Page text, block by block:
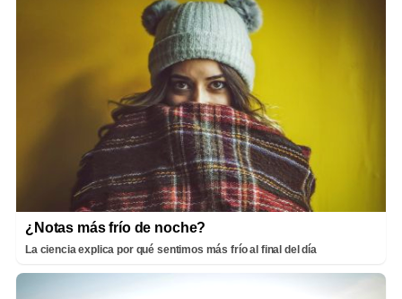
¿Notas más frío de noche?
La ciencia explica por qué sentimos más frío al final del día